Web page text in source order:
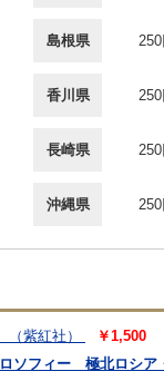
島根県
香川県
長崎県
沖縄県
（紫紅社）
￥1,500
ソフィー 極北ロシア